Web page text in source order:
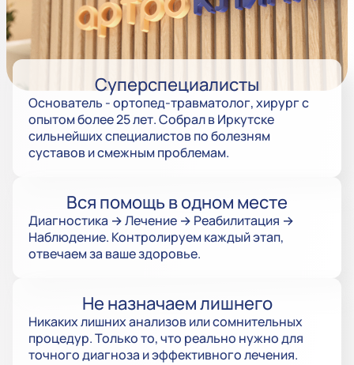
Суперспециалисты
Основатель - ортопед-травматолог, хирург с
опытом более 25 лет. Собрал в Иркутске
сильнейших специалистов по болезням
суставов и смежным проблемам.
Вся помощь в одном месте
Диагностика → Лечение → Реабилитация →
Наблюдение. Контролируем каждый этап,
отвечаем за ваше здоровье.
Не назначаем лишнего
Никаких лишних анализов или сомнительных
процедур. Только то, что реально нужно для
точного диагноза и эффективного лечения.